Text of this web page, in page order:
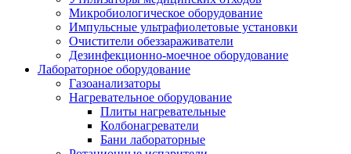
Микробиологическое оборудование
Импульсные ультрафиолетовые установки
Очистители обеззараживатели
Дезинфекционно-моечное оборудование
Лабораторное оборудование
Газоанализаторы
Нагревательное оборудование
Плиты нагревательные
Колбонагреватели
Бани лабораторные